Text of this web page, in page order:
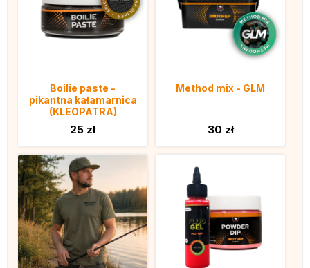
Boilie paste -
pikantna kałamarnica
(KLEOPATRA)
25 zł
Method mix - GLM
30 zł